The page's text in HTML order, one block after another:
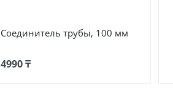
Соединитель трубы, 100 мм
4990 ₸